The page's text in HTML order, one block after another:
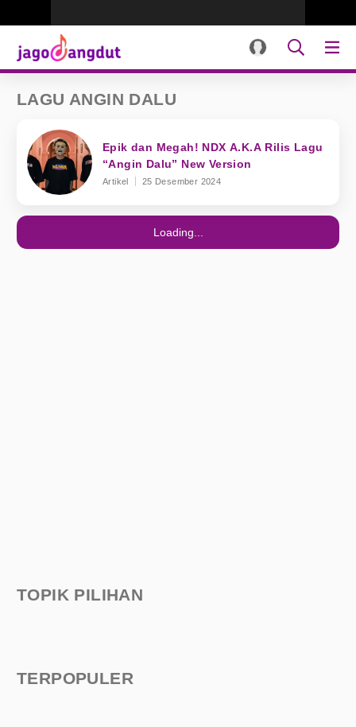
LAGU ANGIN DALU
Epik dan Megah! NDX A.K.A Rilis Lagu
“Angin Dalu” New Version
Artikel 25 Desember 2024
Loading...
TOPIK PILIHAN
TERPOPULER